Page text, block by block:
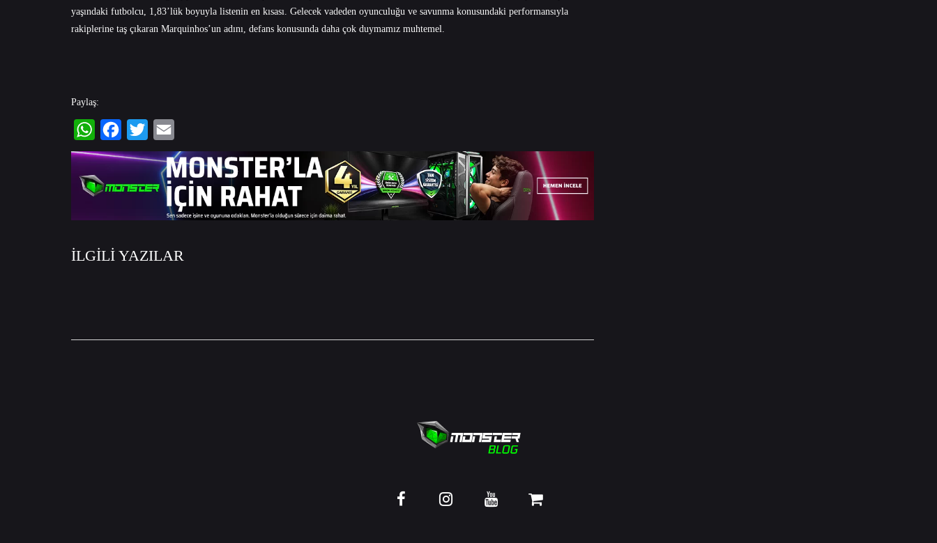
yaşındaki futbolcu, 1,83’lük boyuyla listenin en kısası. Gelecek vadeden oyunculuğu ve savunma konusundaki performansıyla
rakiplerine taş çıkaran Marquinhos’un adını, defans konusunda daha çok duymamız muhtemel.
Paylaş:
WhatsAppFacebookTwitterEmail
İLGİLİ YAZILAR